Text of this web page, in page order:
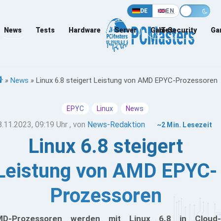
DE EN
News Tests Hardware Server Games
IT-Security
» News » Linux 6.8 steigert Leistung von AMD EPYC-Prozessoren
EPYC Linux News
09:19 Uhr , von News-Redaktion ~2 Min. Lesezeit
Linux 6.8 steigert
von AMD EPYC-
Prozessoren
Prozessoren werden mit Linux 6.8 in Cloud-